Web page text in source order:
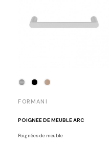
FORMANI
POIGNÉE DE MEUBLE ARC
Poignées de meuble